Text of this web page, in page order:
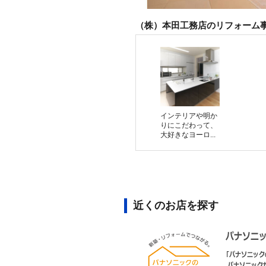
（株）本田工務店のリフォーム
インテリアや明か
りにこだわって、
大好きなヨーロ...
近くのお店を探す